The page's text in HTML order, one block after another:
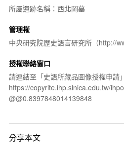
所屬遺跡名稱：西北岡墓
管理權
中央研究院歷史語言研究所（http://
授權聯絡窗口
請連結至「史語所藏品圖像授權申請
https://copyrite.ihp.sinica.edu.tw/
@@0.8397848014139848
分享本文